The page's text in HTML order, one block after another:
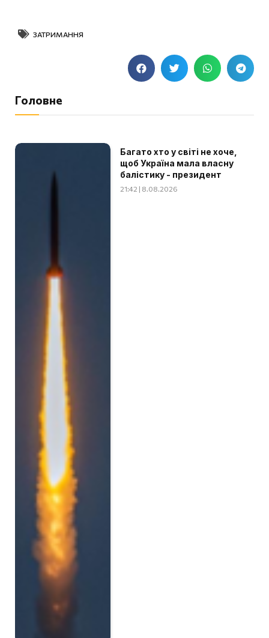
ЗАТРИМАННЯ
Головне
Багато хто у світі не хоче,
щоб Україна мала власну
балістику - президент
21:42 | 8.08.2026